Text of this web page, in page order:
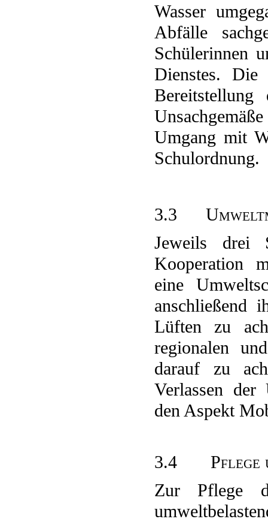
Wasser
Abfälle
Schülerinnen
Dienstes.
Umgang mit
3.3
Jeweils drei
Kooperation
eine
anschließend
Lüften zu
regionalen
darauf zu
Verlassen der
den Aspekt
3.4 Pflege
Zur Pflege